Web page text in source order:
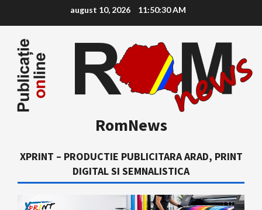
content
august 10, 2026 11:50:31 AM
RomNews
XPRINT – PRODUCTIE PUBLICITARA ARAD, PRINT
DIGITAL SI SEMNALISTICA